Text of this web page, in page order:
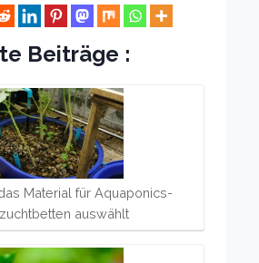
Beiträge :
Material für Aquaponics-
auswählt